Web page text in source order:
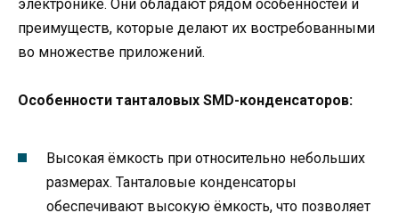
электронике. Они обладают рядом особенностей и
преимуществ, которые делают их востребованными
во множестве приложений.
Особенности танталовых SMD-конденсаторов:
Высокая ёмкость при относительно небольших
размерах. Танталовые конденсаторы
обеспечивают высокую ёмкость, что позволяет